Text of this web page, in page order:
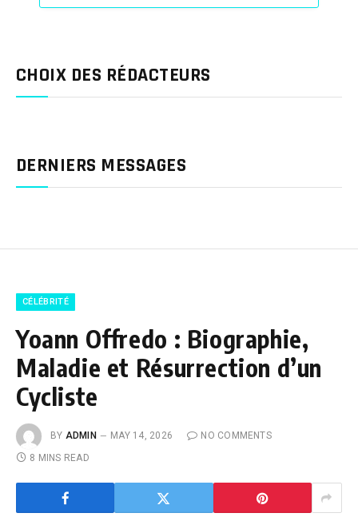
CHOIX DES RÉDACTEURS
DERNIERS MESSAGES
CÉLÉBRITÉ
Yoann Offredo : Biographie,
Maladie et Résurrection d’un
Cycliste
BY ADMIN MAY 14, 2026
NO COMMENTS
8 MINS READ